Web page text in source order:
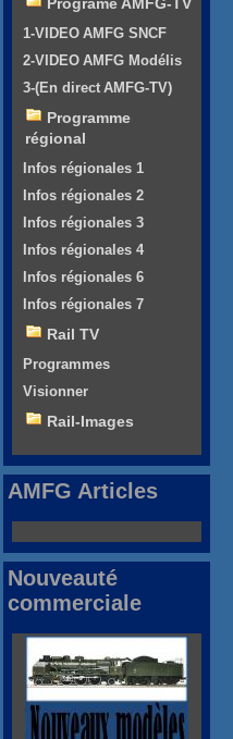
Programe AMFG-TV
1-VIDEO AMFG SNCF
2-VIDEO AMFG Modélis
3-(En direct AMFG-TV)
Programme
régional
Infos régionales 1
Infos régionales 2
Infos régionales 3
Infos régionales 4
Infos régionales 6
Infos régionales 7
Rail TV
Programmes
Visionner
Rail-Images
AMFG Articles
Nouveauté
commerciale